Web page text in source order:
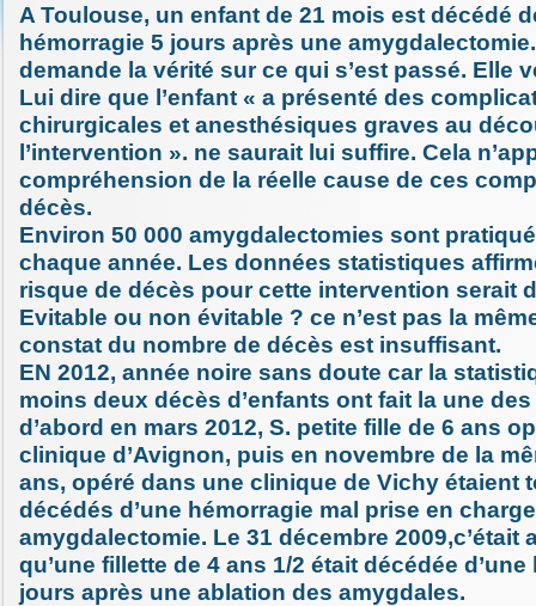
A Toulouse, un enfant de 21 mois est décédé
hémorragie 5 jours après une
demande la vérité sur ce qui s’est passé. Elle
Lui dire que l’enfant « a présenté des
chirurgicales et anesthésiques graves au
l’intervention ». ne saurait lui suffire. Cela
compréhension de la réelle cause de ces
décès.
Environ 50 000 amygdalectomies sont
chaque année. Les données statistiques
risque de décès pour cette intervention serait
Evitable ou non évitable ? ce n’est pas la
constat du nombre de décès est insuffisant.
EN 2012, année noire sans doute car la
moins deux décès d’enfants ont fait la une
d’abord en mars 2012, S. petite fille de 6 ans
clinique d’Avignon, puis en novembre de la
ans, opéré dans une clinique de Vichy étaient
décédés d’une hémorragie mal prise en
amygdalectomie. Le 31 décembre 2009,c’était
qu’une fillette de 4 ans 1/2 était décédée
jours après une ablation des amygdales.